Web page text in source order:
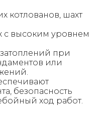
котлованов, шахт
с высоким уровнем
при
или
безопасность
ход работ.